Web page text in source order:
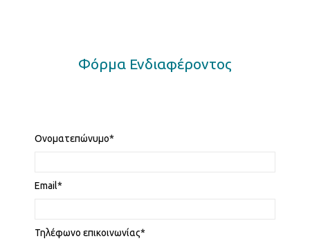
Φόρμα Ενδιαφέροντος
Ονοματεπώνυμο*
Email*
Τηλέφωνο επικοινωνίας*